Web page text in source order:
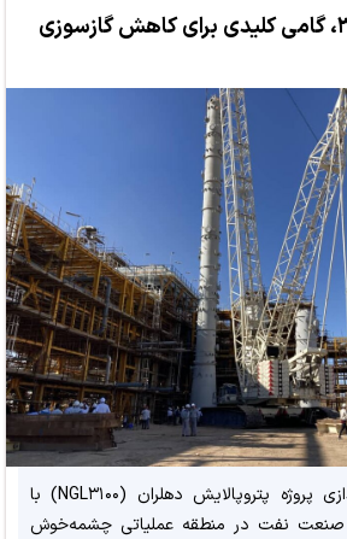
نشست هماهنگی راه‌اندازی پروژه پتروپالایش دهلران (NGL۳۱۰۰) با
صنعت نفت در منطقه عملیاتی چشمه‌خوش